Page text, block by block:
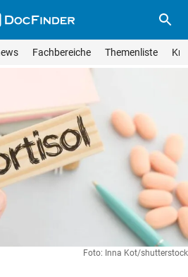
Fachbereiche Themenliste
ein und drücken Sie die
Suche
Foto: Inna Kot/shutterstock